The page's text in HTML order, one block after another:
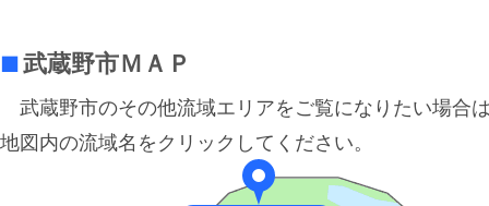
■武蔵野市ＭＡＰ
武蔵野市のその他流域エリアをご覧になりたい場合
地図内の流域名をクリックしてください。